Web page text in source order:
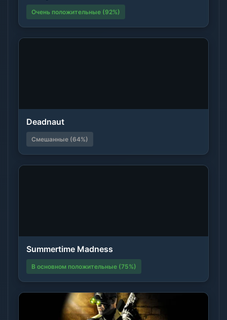
Очень положительные (92%)
Deadnaut
Смешанные (64%)
Summertime Madness
В основном положительные (75%)